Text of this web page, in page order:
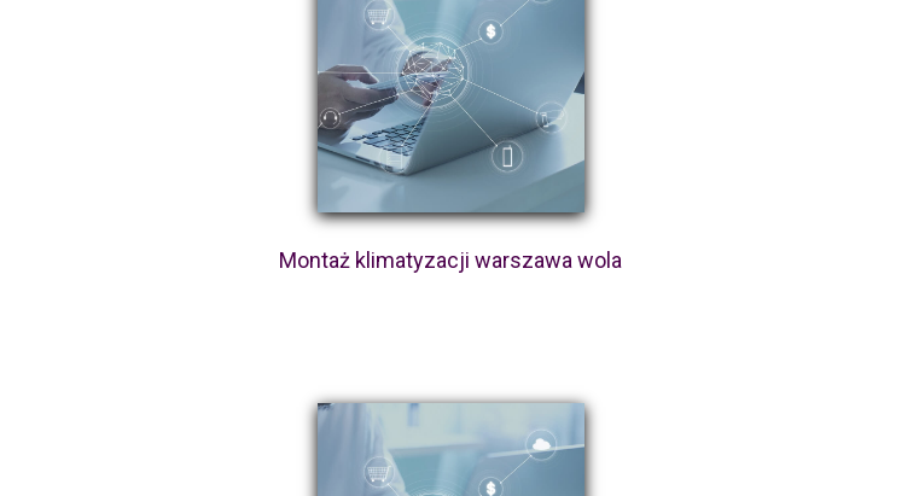
Montaż klimatyzacji warszawa wola